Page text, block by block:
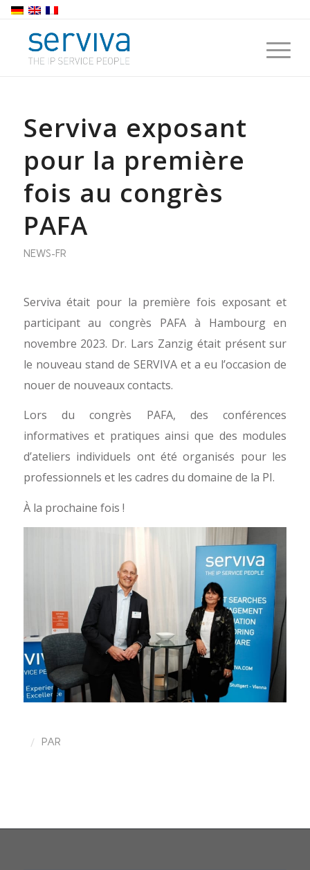
Serviva exposant
pour la première
fois au congrès
PAFA
NEWS-FR
Serviva était pour la première fois exposant et
participant au congrès PAFA à Hambourg en
novembre 2023. Dr. Lars Zanzig était présent sur
le nouveau stand de SERVIVA et a eu l’occasion de
nouer de nouveaux contacts.
Lors du congrès PAFA, des conférences
informatives et pratiques ainsi que des modules
d’ateliers individuels ont été organisés pour les
professionnels et les cadres du domaine de la PI.
À la prochaine fois !
/ PAR